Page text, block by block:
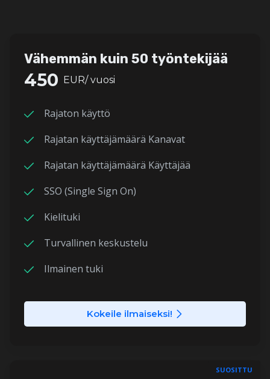
Vähemmän kuin 50 työntekijää
450 EUR/ vuosi
Rajaton käyttö
Rajatan käyttäjämäärä Kanavat
Rajatan käyttäjämäärä Käyttäjää
SSO (Single Sign On)
Kielituki
Turvallinen keskustelu
Ilmainen tuki
Kokeile ilmaiseksi!
SUOSITTU